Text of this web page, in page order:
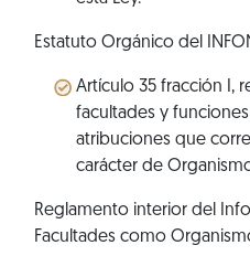
Estatuto Orgánico del
Artículo 35 fracción I,
facultades y
atribuciones que
carácter de
Reglamento interior del
Facultades como